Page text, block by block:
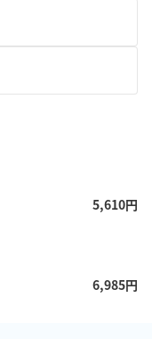
5,610円
6,985円